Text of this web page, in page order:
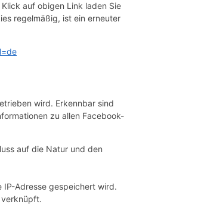
auf obigen Link laden Sie
regelmäßig, ist ein erneuter
wird. Erkennbar sind
zu allen Facebook-
auf die Natur und den
IP-Adresse gespeichert wird.
verknüpft.